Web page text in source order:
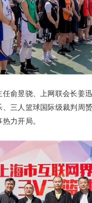
任俞昱骁、上网联会长姜
、三人篮球国际级裁判周
力开局。